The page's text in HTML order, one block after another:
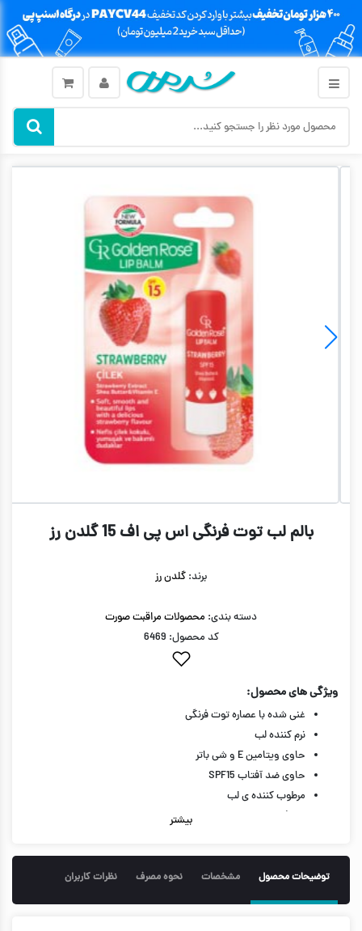
بالم لب توت فرنگی اس پی اف 15 گلدن رز
برند: گلدن رز
دسته بندی: محصولات مراقبت صورت
کد محصول: 6469
ویژگی های محصول:
غنی شده با عصاره توت فرنگی
نرم کننده لب
حاوی ویتامین E و شی باتر
حاوی ضد آفتاب SPF15
مرطوب کننده ی لب
محافظ لب در برابر اشعه ی مضر UV
براق کننده لب
دارای رنگ قرمز
حجم 4.6 گرم
بیشتر
توضیحات محصول مشخصات نحوه مصرف نظرات کاربران